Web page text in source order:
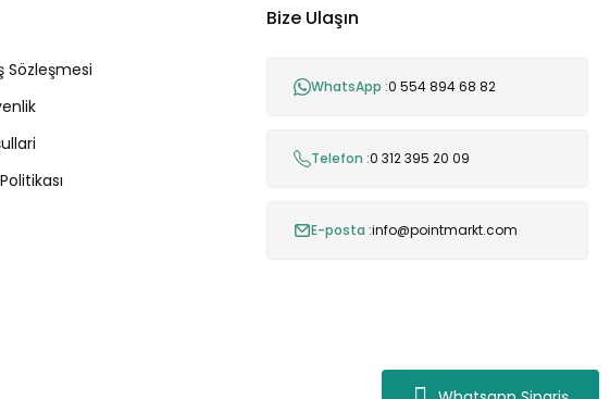
Sözleşmesi
Bize Ulaşın
WhatsApp :0 554 894 68 82
Telefon :0 312 395 20 09
E-posta :info@pointmarkt.com